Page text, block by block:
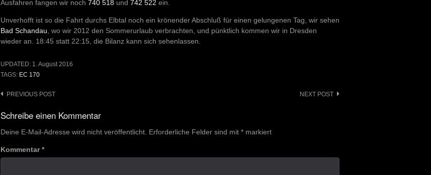
Ausfahren fangen wir noch 740 518 und 742 522 ein.
Unverhofft ist so die Fahrt durchs Elbtal noch ein krönender Abschluß für einen gelungenen Tag, wir sehen
Bad Schandau , wo wir 2012 den Sommerurlaub verbrachten, und pünktlich kommen wir in Dresden
wieder an. 18:45 statt 22:15, die Bilanz kann sich sehenlassen.
UPDATED: 1. August 2016
TAGS: EC 170
Post
navigation
PREVIOUS POST NEXT POST
Schreibe einen Kommentar
Deine E-Mail-Adresse wird nicht veröffentlicht. Erforderliche Felder sind mit * markiert
Kommentar*